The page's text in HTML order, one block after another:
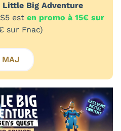
Little Big Adventure
est en promo à 15€ sur
sur Fnac)